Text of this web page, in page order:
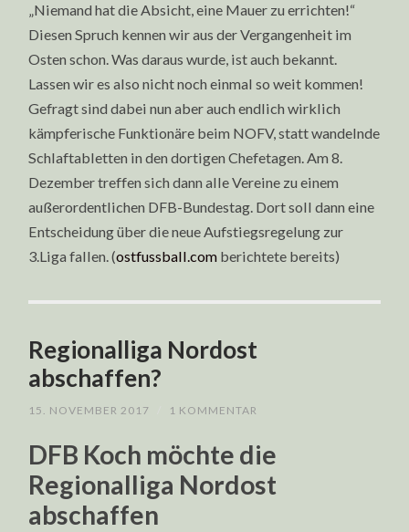
„Niemand hat die Absicht, eine Mauer zu errichten!“
Diesen Spruch kennen wir aus der Vergangenheit im
Osten schon. Was daraus wurde, ist auch bekannt.
Lassen wir es also nicht noch einmal so weit kommen!
Gefragt sind dabei nun aber auch endlich wirklich
kämpferische Funktionäre beim NOFV, statt wandelnde
Schlaftabletten in den dortigen Chefetagen. Am 8.
Dezember treffen sich dann alle Vereine zu einem
außerordentlichen DFB-Bundestag. Dort soll dann eine
Entscheidung über die neue Aufstiegsregelung zur
3.Liga fallen. (ostfussball.com berichtete bereits)
Regionalliga Nordost
abschaffen?
15. NOVEMBER 2017 1 KOMMENTAR
DFB Koch möchte die
Regionalliga Nordost
abschaffen